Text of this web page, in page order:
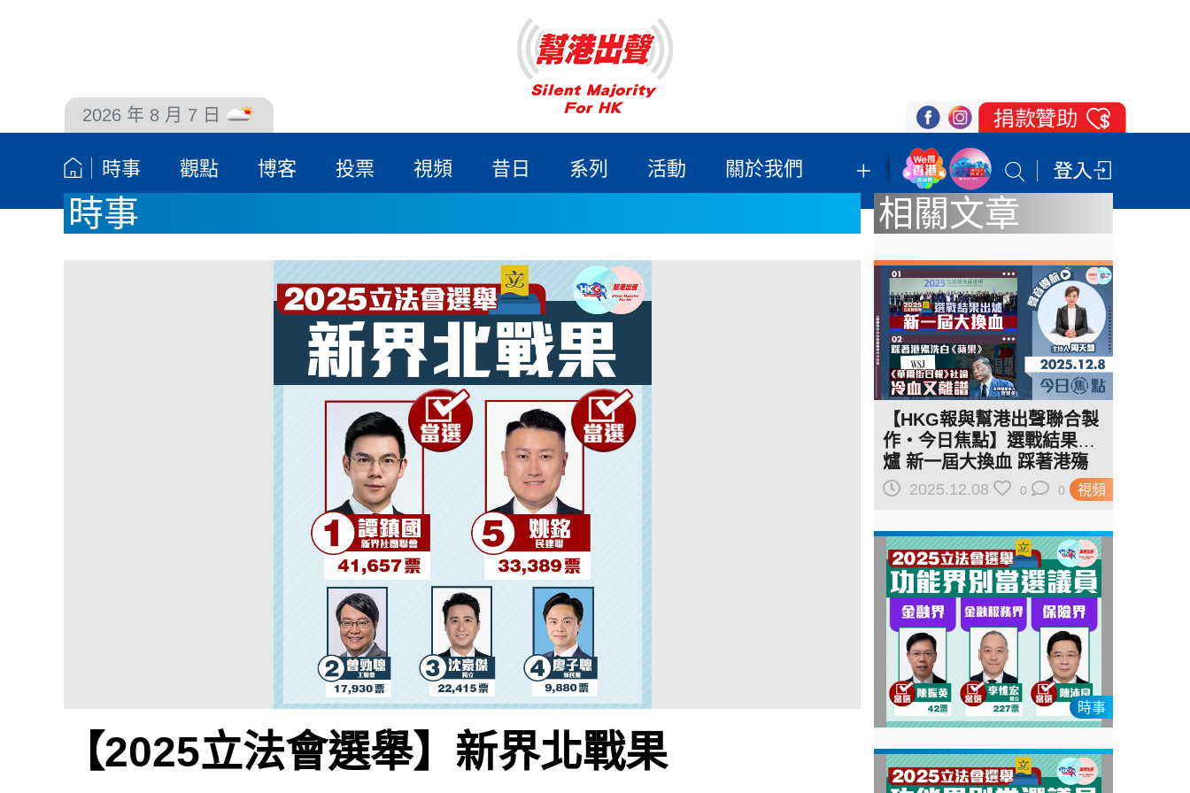
2026 年 8 月 7 日
時事 觀點 博客 投票 視頻 昔日 系列 活動 關於我們 我們的立場 登記支持 聯絡我們
時事
【2025立法會選舉】新界北戰果
相關文章
視頻
【HKG報與幫港出聲聯合製
作‧今日焦點】選戰結果出
爐 新一屆大換血 踩著港殤
洗白《蘋果》 《華爾街日
2025.12.08 0 0
時事